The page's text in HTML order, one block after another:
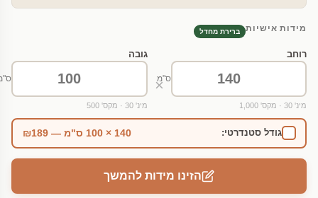
מידות אישיות ברירת מחדל
רוחב
ס"מ
מינ' 30 · מקס' 1,000
×
גובה
מינ' 30 · מקס' 500
גודל סטנדרטי: 140 × 100 ס"מ — ₪189
הזינו מידות להמשך